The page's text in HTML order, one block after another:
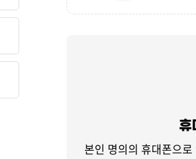
휴
본인 명의의 휴대폰으